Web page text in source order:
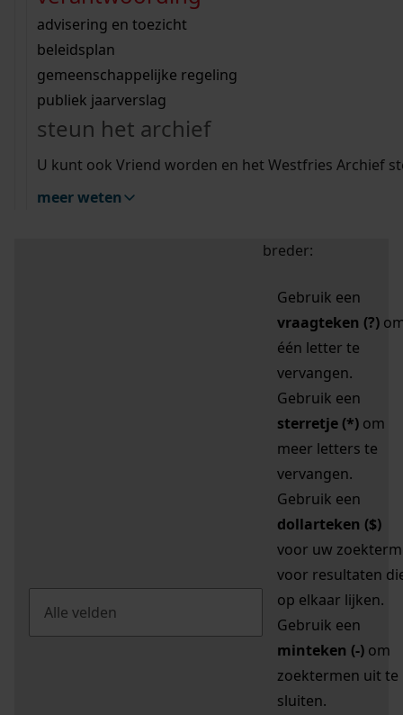
bouwvergunningen
omgevingsvergunningen
vergunningen
beeld en geluid
uitleg nodig?
Wij helpen u op weg met een aantal zoektips.
bekijk alle zoektips
Wij helpen u op weg met een aantal zoektips.
bekijk alle zoektips
bekijk ons geschiedenislokaal
advisering en toezicht
beleidsplan
gemeenschappelijke regeling
publiek jaarverslag
steun het archief
U kunt ook Vriend worden en het Westfries Archief
meer weten
zoektips
Mijn Studiezaal (inloggen)
uw zoekopdracht te
breder:
Gebruik een
vraagteken (?)
één letter te
vervangen.
Gebruik een
sterretje (*) om
meer letters te
vervangen.
Gebruik een
dollarteken ($)
voor uw zoekterm
voor resultaten
op elkaar lijken.
Gebruik een
minteken (-) om
zoektermen uit te
sluiten.